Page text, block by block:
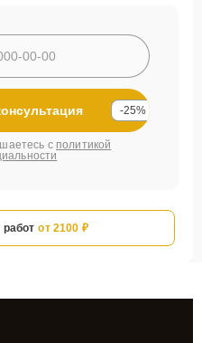
-25%
с политикой
от 2100 ₽